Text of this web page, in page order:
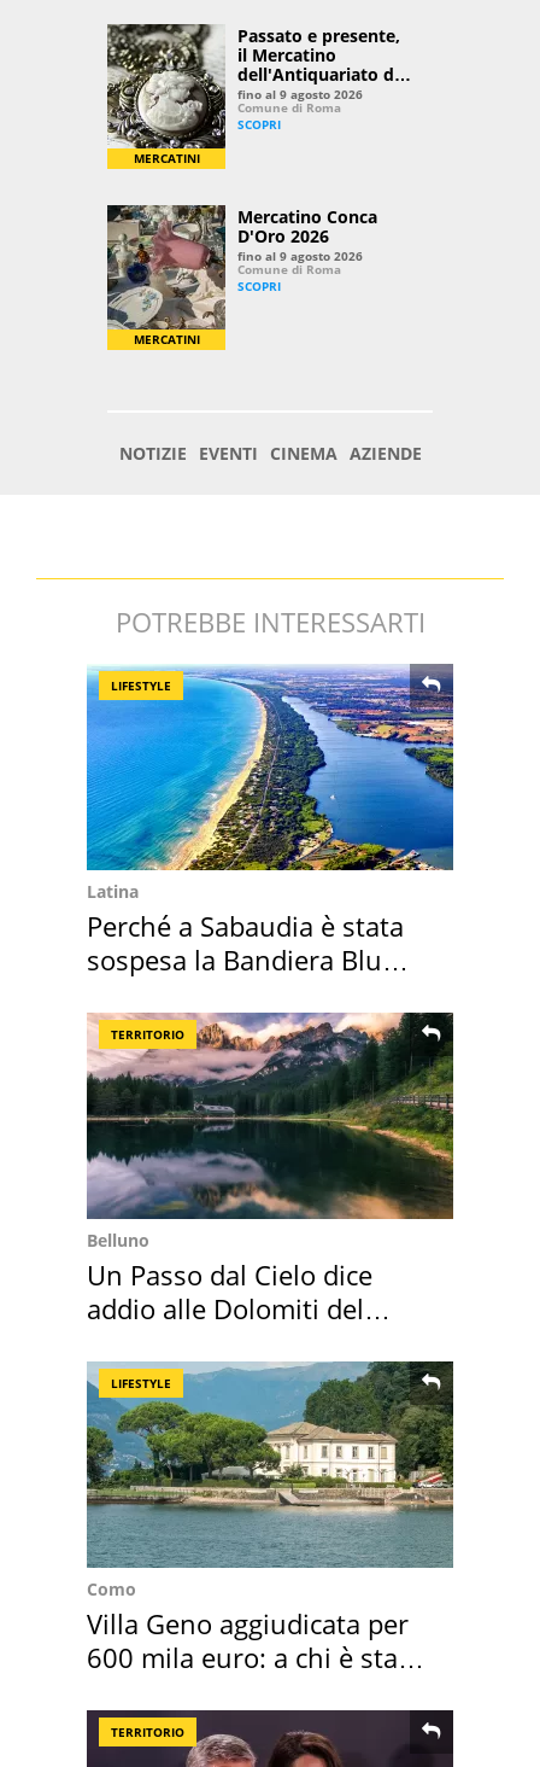
POTREBBE INTERESSARTI
LIFESTYLE
Latina
Perché a Sabaudia è stata
sospesa la Bandiera Blu
TERRITORIO
Belluno
Un Passo dal Cielo dice
addio alle Dolomiti del
LIFESTYLE
Como
Villa Geno aggiudicata per
600 mila euro: a chi è stata
TERRITORIO